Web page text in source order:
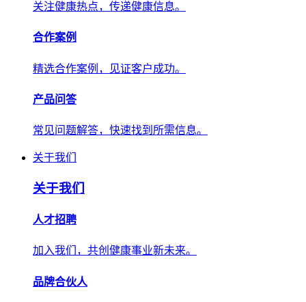
关注健康热点，传递健康信息。
合作案例
精选合作案例，见证客户成功。
产品问答
常见问题解答，快速找到所需信息。
关于我们
关于我们
人才招聘
加入我们，共创健康事业新未来。
品牌合伙人